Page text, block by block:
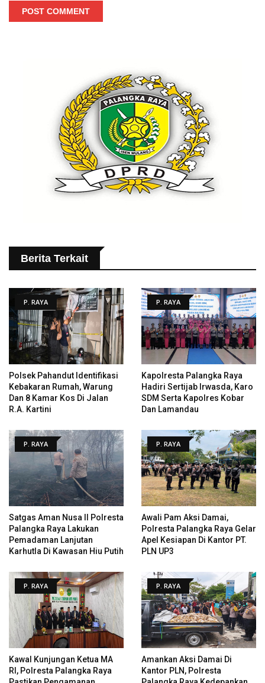
POST COMMENT
Berita Terkait
P. RAYA
Polsek Pahandut Identifikasi
Kebakaran Rumah, Warung
Dan 8 Kamar Kos Di Jalan
R.A. Kartini
P. RAYA
Kapolresta Palangka Raya
Hadiri Sertijab Irwasda, Karo
SDM Serta Kapolres Kobar
Dan Lamandau
P. RAYA
Satgas Aman Nusa II Polresta
Palangka Raya Lakukan
Pemadaman Lanjutan
Karhutla Di Kawasan Hiu Putih
P. RAYA
Awali Pam Aksi Damai,
Polresta Palangka Raya Gelar
Apel Kesiapan Di Kantor PT.
PLN UP3
P. RAYA
Kawal Kunjungan Ketua MA
RI, Polresta Palangka Raya
P. RAYA
Amankan Aksi Damai Di
Kantor PLN, Polresta